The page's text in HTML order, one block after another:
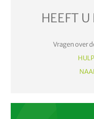
HEEFT
Vragen over